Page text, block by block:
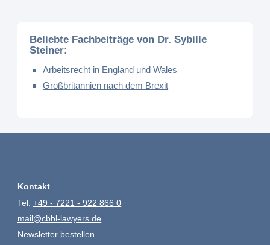
Beliebte Fachbeiträge von Dr. Sybille
Steiner:
Arbeitsrecht in England und Wales
Großbritannien nach dem Brexit
Kontakt
Tel.+49 - 7221 - 922 866 0
mail@cbbl-lawyers.de
Newsletter bestellen